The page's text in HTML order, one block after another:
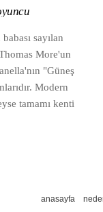
sayılan
More'un
"Güneş
Modern
tamamı kenti
anasayfa